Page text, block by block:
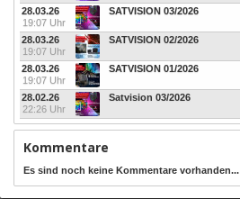
28.03.26
19:07 Uhr
SATVISION 03/2026
28.03.26
19:07 Uhr
SATVISION 02/2026
28.03.26
19:07 Uhr
SATVISION 01/2026
28.02.26
22:26 Uhr
Satvision 03/2026
Kommentare
Es sind noch keine Kommentare vorhanden...